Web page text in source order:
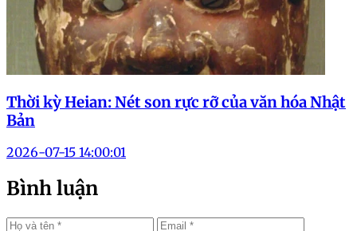
Thời kỳ Heian: Nét son rực rỡ của văn hóa Nhật
Bản
2026-07-15 14:00:01
Bình luận